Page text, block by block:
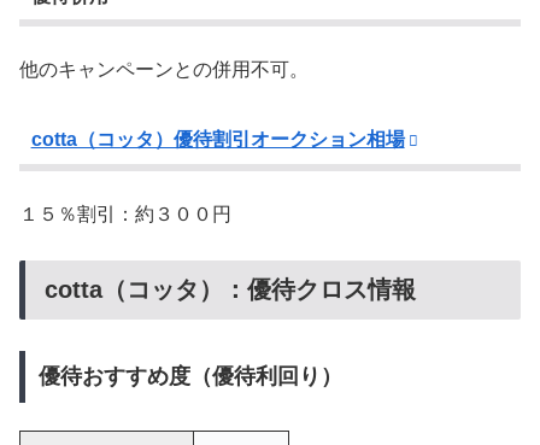
他のキャンペーンとの併用不可。
cotta（コッタ）優待割引オークション相場
１５％割引：約３００円
cotta（コッタ）：優待クロス情報
優待おすすめ度（優待利回り）